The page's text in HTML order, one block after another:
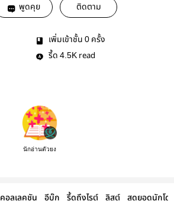
พูดคุย ติดตาม
เพิ่มเข้าชั้น 0 ครั้ง
รี้ด 4.5K read
นักอ่านตัวยง
คอลเลคชัน อีบุ๊ก รี้ดถึงไรต์ ลิสต์ สุดยอดนักโด